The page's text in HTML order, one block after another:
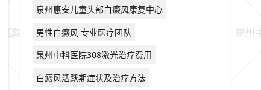
泉州惠安儿童头部白癜风康复中心
男性白癜风 专业医疗团队
泉州中科医院308激光治疗费用
白癜风活跃期症状及治疗方法